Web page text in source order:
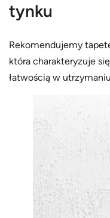
tynku
Rekomendujemy
która charakteryzuje
łatwością w